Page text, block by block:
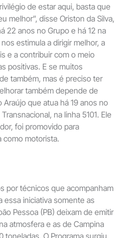
de estar aqui, basta que
melhor”, disse Oriston da Silva,
22 anos no Grupo e há 12 na
estimula a dirigir melhor, a
e a contribuir com o meio
positivas. E se muitos
também, mas é preciso ter
também depende de
Araújo que atua há 19 anos no
na linha 5101. Ele
foi promovido para
como motorista.
por técnicos que acompanham
essa iniciativa somente as
Pessoa (PB) deixam de emitir
atmosfera e as de Campina
toneladas. O Programa surgiu